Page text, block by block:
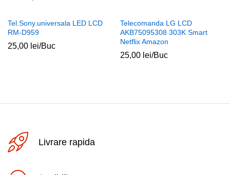
Tel.Sony.universala LED LCD
RM-D959
25,00 lei/Buc
Telecomanda LG LCD
AKB75095308 303K Smart
Netflix Amazon
25,00 lei/Buc
Livrare rapida